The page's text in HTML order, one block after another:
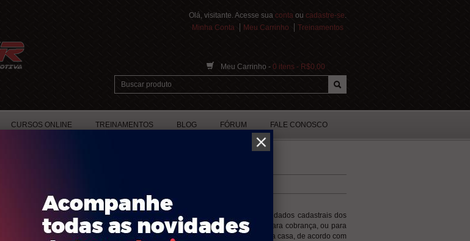
Olá, visitante. Acesse sua conta ou cadastre-se.
Minha Conta
Meu Carrinho Treinamentos
Meu Carrinho - 0 itens - R$0,00
CURSOS ONLINE TREINAMENTOS BLOG FÓRUM FALE CONOSCO
seus clientes durante todo o processo de navegação e compra pelo site. Os dados cadastrais dos
quando essas informações são necessárias para o processo de entrega, para cobrança, ou para
são peça fundamental para que seu pedido chegue em segurança, na sua casa, de acordo com